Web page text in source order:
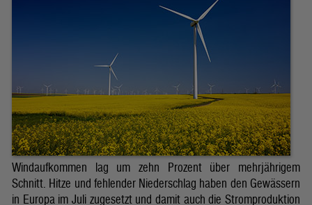
Windaufkommen lag um zehn Prozent über mehrjährigem
Schnitt. Hitze und fehlender Niederschlag haben den Gewässern
in Europa im Juli zugesetzt und damit auch die Stromproduktion